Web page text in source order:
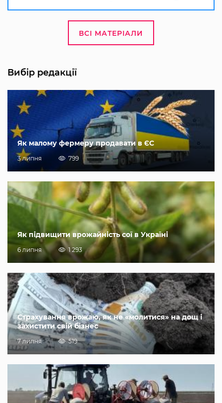
ВСІ МАТЕРІАЛИ
Вибір редакції
Як малому фермеру продавати в ЄС
3 липня 799
Як підвищити врожайність сої в Україні
6 липня 1 293
Страхування врожаю, як не «молитися» на дощ і
захистити свій бізнес
7 липня 519